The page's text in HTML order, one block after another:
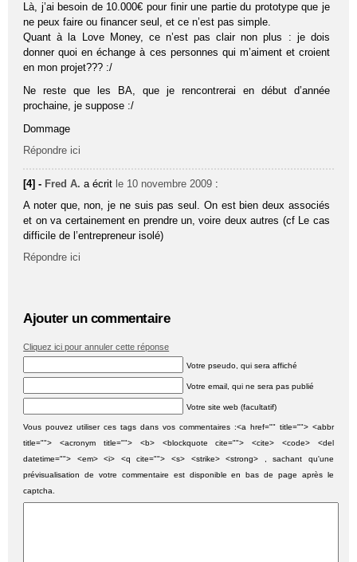
Là, j’ai besoin de 10.000€ pour finir une partie du prototype que je
ne peux faire ou financer seul, et ce n’est pas simple.
Quant à la Love Money, ce n’est pas clair non plus : je dois
donner quoi en échange à ces personnes qui m’aiment et croient
en mon projet??? :/
Ne reste que les BA, que je rencontrerai en début d’année
prochaine, je suppose :/
Dommage
Répondre ici
[4] - Fred A. a écrit le 10 novembre 2009 :
A noter que, non, je ne suis pas seul. On est bien deux associés
et on va certainement en prendre un, voire deux autres (cf Le cas
difficile de l’entrepreneur isolé)
Répondre ici
Ajouter un commentaire
Cliquez ici pour annuler cette réponse
Votre pseudo, qui sera affiché
Votre email, qui ne sera pas publié
Votre site web (facultatif)
Vous pouvez utiliser ces tags dans vos commentaires :<a href="" title=""> <abbr
title=""> <acronym title=""> <b> <blockquote cite=""> <cite> <code> <del
datetime=""> <em> <i> <q cite=""> <s> <strike> <strong> , sachant qu'une
prévisualisation de votre commentaire est disponible en bas de page après le
captcha.